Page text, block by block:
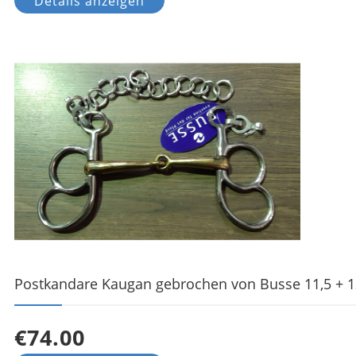
Postkandare Kaugan gebrochen von Busse 11,5 +
€74.00